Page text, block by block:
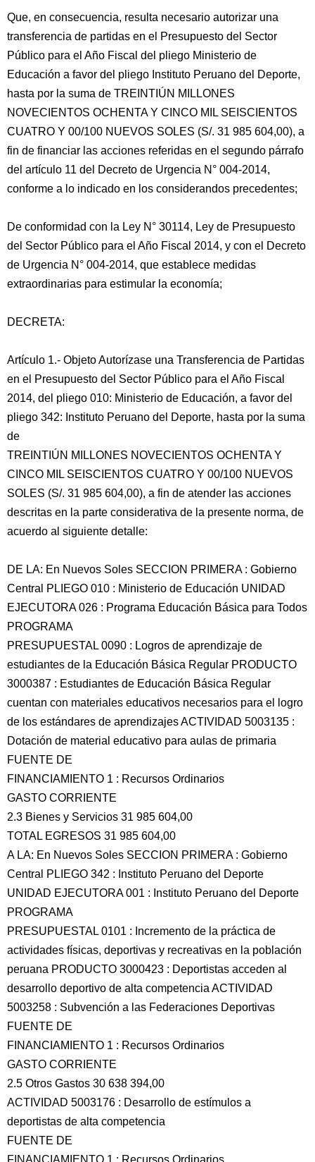
Que, en consecuencia, resulta necesario autorizar una
transferencia de partidas en el Presupuesto del Sector
Público para el Año Fiscal del pliego Ministerio de
Educación a favor del pliego Instituto Peruano del Deporte,
hasta por la suma de TREINTIÚN MILLONES
NOVECIENTOS OCHENTA Y CINCO MIL SEISCIENTOS
CUATRO Y 00/100 NUEVOS SOLES (S/. 31 985 604,00), a
fin de financiar las acciones referidas en el segundo párrafo
del artículo 11 del Decreto de Urgencia N° 004-2014,
conforme a lo indicado en los considerandos precedentes;
De conformidad con la Ley N° 30114, Ley de Presupuesto
del Sector Público para el Año Fiscal 2014, y con el Decreto
de Urgencia N° 004-2014, que establece medidas
extraordinarias para estimular la economía;
DECRETA:
Artículo 1.- Objeto Autorízase una Transferencia de Partidas
en el Presupuesto del Sector Público para el Año Fiscal
2014, del pliego 010: Ministerio de Educación, a favor del
pliego 342: Instituto Peruano del Deporte, hasta por la suma
de
TREINTIÚN MILLONES NOVECIENTOS OCHENTA Y
CINCO MIL SEISCIENTOS CUATRO Y 00/100 NUEVOS
SOLES (S/. 31 985 604,00), a fin de atender las acciones
descritas en la parte considerativa de la presente norma, de
acuerdo al siguiente detalle:
DE LA: En Nuevos Soles SECCION PRIMERA : Gobierno
Central PLIEGO 010 : Ministerio de Educación UNIDAD
EJECUTORA 026 : Programa Educación Básica para Todos
PROGRAMA
PRESUPUESTAL 0090 : Logros de aprendizaje de
estudiantes de la Educación Básica Regular PRODUCTO
3000387 : Estudiantes de Educación Básica Regular
cuentan con materiales educativos necesarios para el logro
de los estándares de aprendizajes ACTIVIDAD 5003135 :
Dotación de material educativo para aulas de primaria
FUENTE DE
FINANCIAMIENTO 1 : Recursos Ordinarios
GASTO CORRIENTE
2.3 Bienes y Servicios 31 985 604,00
TOTAL EGRESOS 31 985 604,00
A LA: En Nuevos Soles SECCION PRIMERA : Gobierno
Central PLIEGO 342 : Instituto Peruano del Deporte
UNIDAD EJECUTORA 001 : Instituto Peruano del Deporte
PROGRAMA
PRESUPUESTAL 0101 : Incremento de la práctica de
actividades físicas, deportivas y recreativas en la población
peruana PRODUCTO 3000423 : Deportistas acceden al
desarrollo deportivo de alta competencia ACTIVIDAD
5003258 : Subvención a las Federaciones Deportivas
FUENTE DE
FINANCIAMIENTO 1 : Recursos Ordinarios
GASTO CORRIENTE
2.5 Otros Gastos 30 638 394,00
ACTIVIDAD 5003176 : Desarrollo de estímulos a
deportistas de alta competencia
FUENTE DE
FINANCIAMIENTO 1 : Recursos Ordinarios